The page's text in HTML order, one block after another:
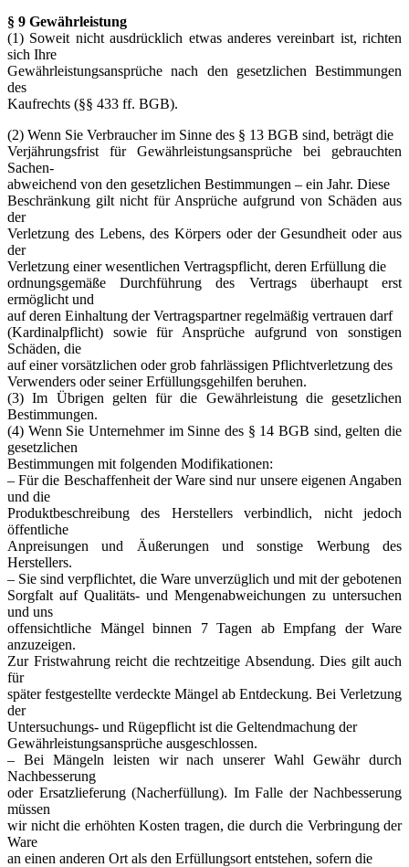
§ 9 Gewährleistung
(1) Soweit nicht ausdrücklich etwas anderes vereinbart ist, richten
sich Ihre
Gewährleistungsansprüche nach den gesetzlichen Bestimmungen
des
Kaufrechts (§§ 433 ff. BGB).
(2) Wenn Sie Verbraucher im Sinne des § 13 BGB sind, beträgt die
Verjährungsfrist für Gewährleistungsansprüche bei gebrauchten
Sachen-
abweichend von den gesetzlichen Bestimmungen – ein Jahr. Diese
Beschränkung gilt nicht für Ansprüche aufgrund von Schäden aus
der
Verletzung des Lebens, des Körpers oder der Gesundheit oder aus
der
Verletzung einer wesentlichen Vertragspflicht, deren Erfüllung die
ordnungsgemäße Durchführung des Vertrags überhaupt erst
ermöglicht und
auf deren Einhaltung der Vertragspartner regelmäßig vertrauen darf
(Kardinalpflicht) sowie für Ansprüche aufgrund von sonstigen
Schäden, die
auf einer vorsätzlichen oder grob fahrlässigen Pflichtverletzung des
Verwenders oder seiner Erfüllungsgehilfen beruhen.
(3) Im Übrigen gelten für die Gewährleistung die gesetzlichen
Bestimmungen.
(4) Wenn Sie Unternehmer im Sinne des § 14 BGB sind, gelten die
gesetzlichen
Bestimmungen mit folgenden Modifikationen:
– Für die Beschaffenheit der Ware sind nur unsere eigenen Angaben
und die
Produktbeschreibung des Herstellers verbindlich, nicht jedoch
öffentliche
Anpreisungen und Äußerungen und sonstige Werbung des
Herstellers.
– Sie sind verpflichtet, die Ware unverzüglich und mit der gebotenen
Sorgfalt auf Qualitäts- und Mengenabweichungen zu untersuchen
und uns
offensichtliche Mängel binnen 7 Tagen ab Empfang der Ware
anzuzeigen.
Zur Fristwahrung reicht die rechtzeitige Absendung. Dies gilt auch
für
später festgestellte verdeckte Mängel ab Entdeckung. Bei Verletzung
der
Untersuchungs- und Rügepflicht ist die Geltendmachung der
Gewährleistungsansprüche ausgeschlossen.
– Bei Mängeln leisten wir nach unserer Wahl Gewähr durch
Nachbesserung
oder Ersatzlieferung (Nacherfüllung). Im Falle der Nachbesserung
müssen
wir nicht die erhöhten Kosten tragen, die durch die Verbringung der
Ware
an einen anderen Ort als den Erfüllungsort entstehen, sofern die